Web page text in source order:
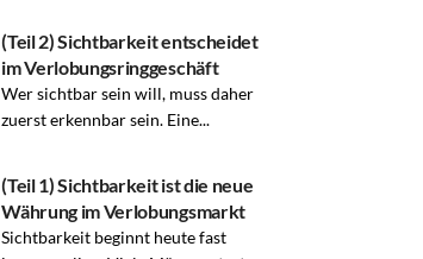
(Teil 2) Sichtbarkeit entscheidet
im Verlobungsringgeschäft
Wer sichtbar sein will, muss daher
zuerst erkennbar sein. Eine...
(Teil 1) Sichtbarkeit ist die neue
Währung im Verlobungsmarkt
Sichtbarkeit beginnt heute fast